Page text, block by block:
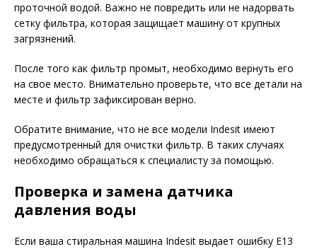
проточной водой. Важно не повредить или не надорвать
сетку фильтра, которая защищает машину от крупных
загрязнений.
После того как фильтр промыт, необходимо вернуть его
на свое место. Внимательно проверьте, что все детали на
месте и фильтр зафиксирован верно.
Обратите внимание, что не все модели Indesit имеют
предусмотренный для очистки фильтр. В таких случаях
необходимо обращаться к специалисту за помощью.
Проверка и замена датчика
давления воды
Если ваша стиральная машина Indesit выдает ошибку E13